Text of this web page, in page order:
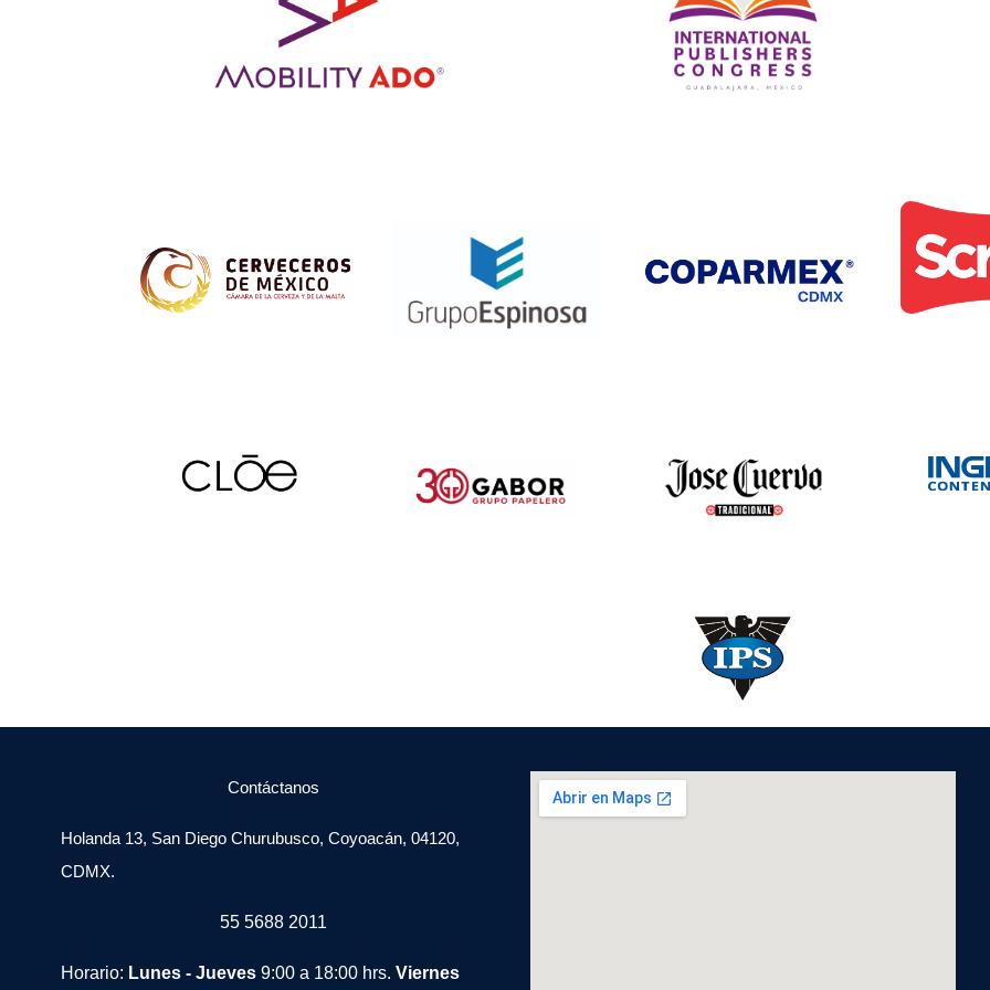
Contáctanos
Holanda 13, San Diego Churubusco, Coyoacán, 04120,
CDMX.
55 5688 2011
Horario: Lunes - Jueves 9:00 a 18:00 hrs. Viernes